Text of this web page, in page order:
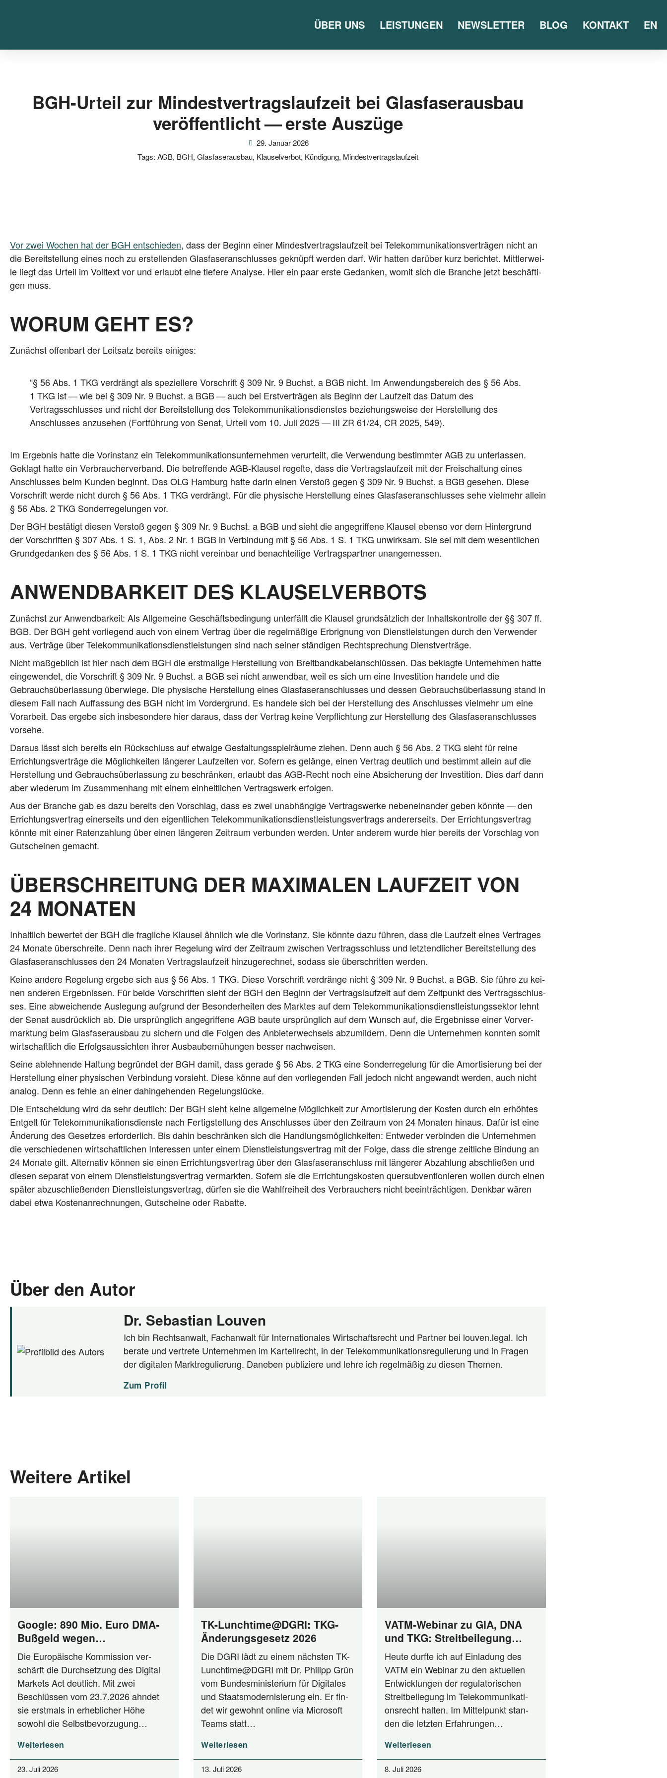
ÜBER UNS LEISTUNGEN NEWSLETTER BLOG KONTAKT EN
BGH-Urteil zur Mindestvertragslaufzeit bei Glasfaserausbau
veröffentlicht — erste Auszüge
29. Januar 2026
Tags: AGB, BGH, Glasfaserausbau, Klauselverbot, Kündigung, Mindestvertragslaufzeit
Vor zwei Wochen hat der BGH ent­schie­den, dass der Beginn einer Min­dest­ver­trags­lauf­zeit bei Tele­kom­mu­ni­ka­ti­ons­ver­trä­gen nicht an
die Bereit­stel­lung eines noch zu erstel­len­den Glas­fa­ser­an­schlus­ses geknüpft wer­den darf. Wir hat­ten dar­über kurz berich­tet. Mitt­ler­wei­
le liegt das Urteil im Voll­text vor und erlaubt eine tie­fe­re Ana­ly­se. Hier ein paar ers­te Gedan­ken, womit sich die Bran­che jetzt beschäf­ti­
gen muss.
WORUM GEHT ES?
Zunächst offen­bart der Leit­satz bereits einiges:
“§ 56 Abs. 1 TKG ver­drängt als spe­zi­el­le­re Vor­schrift § 309 Nr. 9 Buchst. a BGB nicht. Im Anwen­dungs­be­reich des § 56 Abs.
1 TKG ist — wie bei § 309 Nr. 9 Buchst. a BGB — auch bei Erst­ver­trä­gen als Beginn der Lauf­zeit das Datum des
Ver­trags­schlus­ses und nicht der Bereit­stel­lung des Tele­kom­mu­ni­ka­ti­ons­diens­tes bezie­hungs­wei­se der Her­stel­lung des
Anschlus­ses anzu­se­hen (Fort­füh­rung von Senat, Urteil vom 10. Juli 2025 — III ZR 61/24, CR 2025, 549).
Im Ergeb­nis hat­te die Vor­in­stanz ein Tele­kom­mu­ni­ka­ti­ons­un­ter­neh­men ver­ur­teilt, die Ver­wen­dung bestimm­ter AGB zu unter­las­sen.
Geklagt hat­te ein Ver­brau­cher­ver­band. Die betref­fen­de AGB-Klau­sel regel­te, dass die Ver­trags­lauf­zeit mit der Frei­schal­tung eines
Anschlus­ses beim Kun­den beginnt. Das OLG Ham­burg hat­te dar­in einen Ver­stoß gegen § 309 Nr. 9 Buchst. a BGB gese­hen. Die­se
Vor­schrift wer­de nicht durch § 56 Abs. 1 TKG ver­drängt. Für die phy­si­sche Her­stel­lung eines Glas­fa­ser­an­schlus­ses sehe viel­mehr allein
§ 56 Abs. 2 TKG Son­der­re­ge­lun­gen vor.
Der BGH bestä­tigt die­sen Ver­stoß gegen § 309 Nr. 9 Buchst. a BGB und sieht die ange­grif­fe­ne Klau­sel eben­so vor dem Hin­ter­grund
der Vor­schrif­ten § 307 Abs. 1 S. 1, Abs. 2 Nr. 1 BGB in Ver­bin­dung mit § 56 Abs. 1 S. 1 TKG unwirk­sam. Sie sei mit dem wesent­li­chen
Grund­ge­dan­ken des § 56 Abs. 1 S. 1 TKG nicht ver­ein­bar und benach­tei­li­ge Ver­trags­part­ner unangemessen.
ANWENDBARKEIT DES KLAUSELVERBOTS
Zunächst zur Anwend­bar­keit: Als All­ge­mei­ne Geschäfts­be­din­gung unter­fällt die Klau­sel grund­sätz­lich der Inhalts­kon­trol­le der §§ 307 ff.
BGB. Der BGH geht vor­lie­gend auch von einem Ver­trag über die regel­mä­ßi­ge Erbrig­nung von Dienst­leis­tun­gen durch den Ver­wen­der
aus. Ver­trä­ge über Tele­kom­mu­ni­ka­ti­ons­dienst­leis­tun­gen sind nach sei­ner stän­di­gen Recht­spre­chung Dienstverträge.
Nicht maß­geb­lich ist hier nach dem BGH die erst­ma­li­ge Her­stel­lung von Breit­band­ka­bel­an­schlüs­sen. Das beklag­te Unter­neh­men hat­te
ein­ge­wen­det, die Vor­schrift § 309 Nr. 9 Buchst. a BGB sei nicht anwend­bar, weil es sich um eine Inves­ti­ti­on han­de­le und die
Gebrauchs­über­las­sung über­wie­ge. Die phy­si­sche Her­stel­lung eines Glas­fa­ser­an­schlus­ses und des­sen Gebrauchs­über­las­sung stand in
die­sem Fall nach Auf­fas­sung des BGH nicht im Vor­der­grund. Es han­de­le sich bei der Her­stel­lung des Anschlus­ses viel­mehr um eine
Vor­ar­beit. Das erge­be sich ins­be­son­de­re hier dar­aus, dass der Ver­trag kei­ne Ver­pflich­tung zur Her­stel­lung des Glas­fa­ser­an­schlus­ses
vorsehe.
Dar­aus lässt sich bereits ein Rück­schluss auf etwa­ige Gestal­tungs­spiel­räu­me zie­hen. Denn auch § 56 Abs. 2 TKG sieht für rei­ne
Errich­tungs­ver­trä­ge die Mög­lich­kei­ten län­ge­rer Lauf­zei­ten vor. Sofern es gelän­ge, einen Ver­trag deut­lich und bestimmt allein auf die
Her­stel­lung und Gebrauchs­über­las­sung zu beschrän­ken, erlaubt das AGB-Recht noch eine Absi­che­rung der Inves­ti­ti­on. Dies darf dann
aber wie­der­um im Zusam­men­hang mit einem ein­heit­li­chen Ver­trags­werk erfolgen.
Aus der Bran­che gab es dazu bereits den Vor­schlag, dass es zwei unab­hän­gi­ge Ver­trags­wer­ke neben­ein­an­der geben könn­te — den
Errich­tungs­ver­trag einer­seits und den eigent­li­chen Tele­kom­mu­ni­ka­ti­ons­dienst­leis­tungs­ver­trags ande­rer­seits. Der Errich­tungs­ver­trag
könn­te mit einer Raten­zah­lung über einen län­ge­ren Zeit­raum ver­bun­den wer­den. Unter ande­rem wur­de hier bereits der Vor­schlag von
Gut­schei­nen gemacht.
ÜBERSCHREITUNG DER MAXIMALEN LAUFZEIT VON
24 MONATEN
Inhalt­lich bewer­tet der BGH die frag­li­che Klau­sel ähn­lich wie die Vor­in­stanz. Sie könn­te dazu füh­ren, dass die Lauf­zeit eines Ver­tra­ges
24 Mona­te über­schrei­te. Denn nach ihrer Rege­lung wird der Zeit­raum zwi­schen Ver­trags­schluss und letzt­end­li­cher Bereit­stel­lung des
Glas­fa­ser­an­schlus­ses den 24 Mona­ten Ver­trags­lauf­zeit hin­zu­ge­rech­net, sodass sie über­schrit­ten werden.
Kei­ne ande­re Rege­lung erge­be sich aus § 56 Abs. 1 TKG. Die­se Vor­schrift ver­drän­ge nicht § 309 Nr. 9 Buchst. a BGB. Sie füh­re zu kei­
nen ande­ren Ergeb­nis­sen. Für bei­de Vor­schrif­ten sieht der BGH den Beginn der Ver­trags­lauf­zeit auf dem Zeit­punkt des Ver­trags­schlus­
ses. Eine abwei­chen­de Aus­le­gung auf­grund der Beson­der­hei­ten des Mark­tes auf dem Tele­kom­mu­ni­ka­ti­ons­dienst­leis­tungs­sek­tor lehnt
der Senat aus­drück­lich ab. Die ursprüng­lich ange­grif­fe­ne AGB bau­te ursprüng­lich auf dem Wunsch auf, die Ergeb­nis­se einer Vor­ver­
mark­tung beim Glas­fa­ser­aus­bau zu sichern und die Fol­gen des Anbie­ter­wech­sels abzu­mil­dern. Denn die Unter­neh­men konn­ten somit
wirt­schaft­lich die Erfolgs­aus­sich­ten ihrer Aus­bau­be­mü­hun­gen bes­ser nachweisen.
Sei­ne ableh­nen­de Hal­tung begrün­det der BGH damit, dass gera­de § 56 Abs. 2 TKG eine Son­der­re­ge­lung für die Amor­ti­sie­rung bei der
Her­stel­lung einer phy­si­schen Ver­bin­dung vor­sieht. Die­se kön­ne auf den vor­lie­gen­den Fall jedoch nicht ange­wandt wer­den, auch nicht
ana­log. Denn es feh­le an einer dahin­ge­hen­den Regelungslücke.
Die Ent­schei­dung wird da sehr deut­lich: Der BGH sieht kei­ne all­ge­mei­ne Mög­lich­keit zur Amor­ti­sie­rung der Kos­ten durch ein erhöh­tes
Ent­gelt für Tele­kom­mu­ni­ka­ti­ons­diens­te nach Fer­tig­stel­lung des Anschlus­ses über den Zeit­raum von 24 Mona­ten hin­aus. Dafür ist eine
Ände­rung des Geset­zes erfor­der­lich. Bis dahin beschrän­ken sich die Hand­lungs­mög­lich­kei­ten: Ent­we­der ver­bin­den die Unter­neh­men
die ver­schie­de­nen wirt­schaft­li­chen Inter­es­sen unter einem Dienst­leis­tungs­ver­trag mit der Fol­ge, dass die stren­ge zeit­li­che Bin­dung an
24 Mona­te gilt. Alter­na­tiv kön­nen sie einen Errich­tungs­ver­trag über den Glas­fa­ser­an­schluss mit län­ge­rer Abzah­lung abschlie­ßen und
die­sen sepa­rat von einem Dienst­leis­tungs­ver­trag ver­mark­ten. Sofern sie die Errich­tungs­kos­ten quer­sub­ven­tio­nie­ren wol­len durch einen
spä­ter abzu­schlie­ßen­den Dienst­leis­tungs­ver­trag, dür­fen sie die Wahl­frei­heit des Ver­brau­chers nicht beein­träch­ti­gen. Denk­bar wären
dabei etwa Kos­ten­an­rech­nun­gen, Gut­schei­ne oder Rabatte.
Über den Autor
Dr. Sebastian Louven
Ich bin Rechtsanwalt, Fachanwalt für Internationales Wirtschaftsrecht und Partner bei louven.legal. Ich
berate und vertrete Unternehmen im Kartellrecht, in der Telekommunikationsregulierung und in Fragen
der digitalen Marktregulierung. Daneben publiziere und lehre ich regelmäßig zu diesen Themen.
Zum Profil
Weitere Artikel
Google: 890 Mio. Euro DMA-
Bußgeld wegen
Selbstbevorzugung und Anti-
Steering
Die Euro­päi­sche Kom­mis­si­on ver­
schärft die Durch­set­zung des Digi­tal
Mar­kets Act deut­lich. Mit zwei
Beschlüs­sen vom 23.7.2026 ahn­det
sie erst­mals in erheb­li­cher Höhe
sowohl die Selbstbevorzugung…
Weiterlesen
23. Juli 2026
TK-Lunchtime@DGRI: TKG-
Änderungsgesetz 2026
Die DGRI lädt zu einem nächs­ten TK-
Lunchtime@DGRI mit Dr. Phil­ipp Grün
vom Bun­des­mi­nis­te­ri­um für Digi­ta­les
und Staats­mo­der­ni­sie­rung ein. Er fin­
det wir gewohnt online via Micro­soft
Teams statt…
Weiterlesen
13. Juli 2026
VATM-Webinar zu GIA, DNA
und TKG: Streitbeilegung
zwischen Anspruch und
Praxis
Heu­te durf­te ich auf Ein­la­dung des
VATM ein Web­i­nar zu den aktu­el­len
Ent­wick­lun­gen der regu­la­to­ri­schen
Streit­bei­le­gung im Tele­kom­mu­ni­ka­ti­
ons­recht hal­ten. Im Mit­tel­punkt stan­
den die letz­ten Erfahrungen…
Weiterlesen
8. Juli 2026